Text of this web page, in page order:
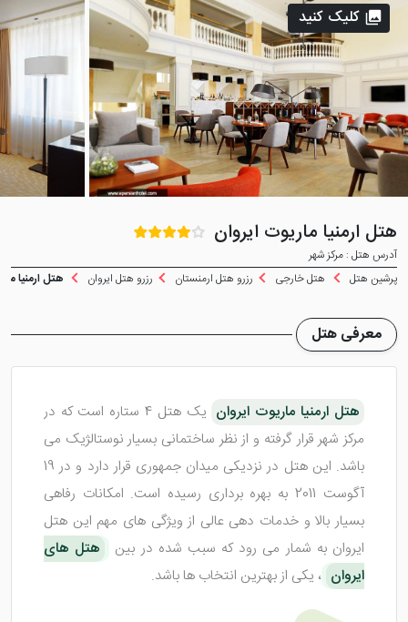
هتل ارمنیا ماریوت ایروان
آدرس هتل : مرکز شهر
پرشین هتل
هتل خارجی رزرو هتل ارمنستان رزرو هتل ایروان هتل ارمنیا
کلیک کنید
معرفی هتل
هتل ارمنیا ماریوت ایروان
یک هتل 4 ستاره است که در
مرکز شهر قرار گرفته و از نظر ساختمانی بسیار نوستالژیک می
باشد. این هتل در نزدیکی میدان جمهوری قرار دارد و در 19
آگوست 2011 به بهره برداری رسیده است. امکانات رفاهی
بسیار بالا و خدمات دهی عالی از ویژگی های مهم این هتل
ایروان به شمار می رود که سبب شده در بین
هتل های
ایروان ، یکی از بهترین انتخاب ها باشد.